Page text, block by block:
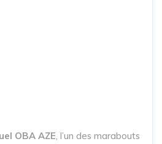
OBA AZE, l’un des marabouts